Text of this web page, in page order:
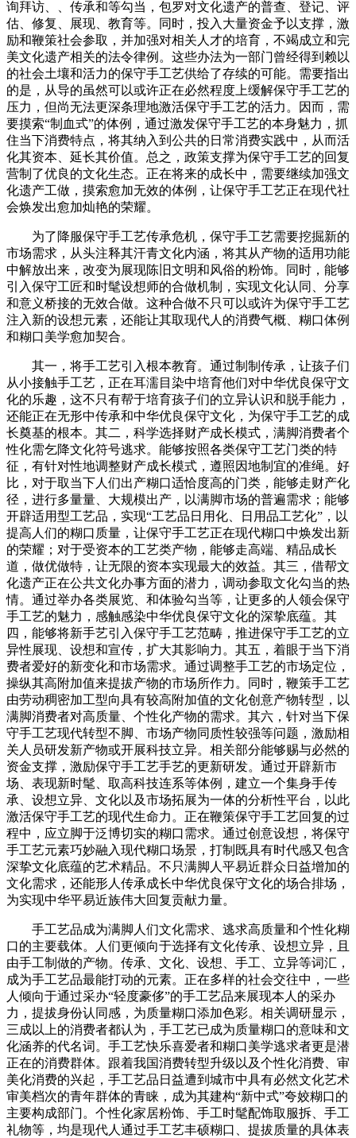
询拜访、、传承和等勾当，包罗对文化遗产的普查、登记、评
估、修复、展现、教育等。同时，投入大量资金予以支撑，激
励和鞭策社会参取，并加强对相关人才的培育，不竭成立和完
美文化遗产相关的法令律例。这些办法为一部门曾经得到赖以
的社会土壤和活力的保守手工艺供给了存续的可能。需要指出
的是，从导的虽然可以或许正在必然程度上缓解保守手工艺的
压力，但尚无法更深条理地激活保守手工艺的活力。因而，需
要摸索“制血式”的体例，通过激发保守手工艺的本身魅力，抓
住当下消费特点，将其纳入到公共的日常消费实践中，从而活
化其资本、延长其价值。总之，政策支撑为保守手工艺的回复
营制了优良的文化生态。正在将来的成长中，需要继续加强文
化遗产工做，摸索愈加无效的体例，让保守手工艺正在现代社
会焕发出愈加灿艳的荣耀。
为了降服保守手工艺传承危机，保守手工艺需要挖掘新的
市场需求，从头注释其汗青文化内涵，将其从产物的适用功能
中解放出来，改变为展现陈旧文明和风俗的粉饰。同时，能够
引入保守工匠和时髦设想师的合做机制，实现文化认同、分享
和意义桥接的无效合做。这种合做不只可以或许为保守手工艺
注入新的设想元素，还能让其取现代人的消费气概、糊口体例
和糊口美学愈加契合。
其一，将手工艺引入根本教育。通过制制传承，让孩子们
从小接触手工艺，正在耳濡目染中培育他们对中华优良保守文
化的乐趣，这不只有帮于培育孩子们的立异认识和脱手能力，
还能正在无形中传承和中华优良保守文化，为保守手工艺的成
长奠基的根本。其二，科学选择财产成长模式，满脚消费者个
性化需乞降文化符号逃求。能够按照各类保守工艺门类的特
征，有针对性地调整财产成长模式，遵照因地制宜的准绳。好
比，对于取当下人们出产糊口适恰度高的门类，能够走财产化
径，进行多量量、大规模出产，以满脚市场的普遍需求；能够
开辟适用型工艺品，实现“工艺品日用化、日用品工艺化”，以
提高人们的糊口质量，让保守手工艺正在现代糊口中焕发出新
的荣耀；对于受资本的工艺类产物，能够走高端、精品成长
道，做优做特，让无限的资本实现最大的效益。其三，借帮文
化遗产正在公共文化办事方面的潜力，调动参取文化勾当的热
情。通过举办各类展览、和体验勾当等，让更多的人领会保守
手工艺的魅力，感触感染中华优良保守文化的深挚底蕴。其
四，能够将新手艺引入保守手工艺范畴，推进保守手工艺的立
异性展现、设想和宣传，扩大其影响力。其五，着眼于当下消
费者爱好的新变化和市场需求。通过调整手工艺的市场定位，
操纵其高附加值来提拔产物的市场所作力。同时，鞭策手工艺
由劳动稠密加工型向具有较高附加值的文化创意产物转型，以
满脚消费者对高质量、个性化产物的需求。其六，针对当下保
守手工艺现代转型不脚、市场产物同质性较强等问题，激励相
关人员研发新产物或开展科技立异。相关部分能够赐与必然的
资金支撑，激励保守手工艺手艺的更新研发。通过开辟新市
场、表现新时髦、取高科技连系等体例，建立一个集身手传
承、设想立异、文化以及市场拓展为一体的分析性平台，以此
激活保守手工艺的现代生命力。正在鞭策保守手工艺回复的过
程中，应立脚于泛博切实的糊口需求。通过创意设想，将保守
手工艺元素巧妙融入现代糊口场景，打制既具有时代感又包含
深挚文化底蕴的艺术精品。不只满脚人平易近群众日益增加的
文化需求，还能形人传承成长中华优良保守文化的场合排场，
为实现中华平易近族伟大回复贡献力量。
手工艺品成为满脚人们文化需求、逃求高质量和个性化糊
口的主要载体。人们更倾向于选择有文化传承、设想立异，且
由手工制做的产物。传承、文化、设想、手工、立异等词汇，
成为手工艺品最能打动的元素。正在多样的社会交往中，一些
人倾向于通过采办“轻度豪侈”的手工艺品来展现本人的采办
力，提拔身份认同感，为质量糊口添加色彩。相关调研显示，
三成以上的消费者都认为，手工艺已成为质量糊口的意味和文
化涵养的代名词。手工艺快乐喜爱者和糊口美学逃求者更是潜
正在的消费群体。跟着我国消费转型升级以及个性化消费、审
美化消费的兴起，手工艺品日益遭到城市中具有必然文化艺术
审美档次的青年群体的青睐，成为其建构“新中式”夸姣糊口的
主要构成部门。个性化家居粉饰、手工时髦配饰取服拆、手工
礼物等，均是现代人通过手工艺丰硕糊口、提拔质量的具体表